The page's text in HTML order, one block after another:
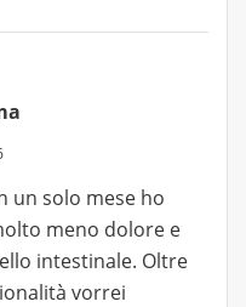
un solo mese ho
meno dolore e
intestinale. Oltre
vorrei